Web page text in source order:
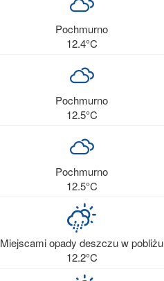
Pochmurno
12.4°C
Pochmurno
12.5°C
Pochmurno
12.5°C
Miejscami opady deszczu w pobliżu
12.2°C